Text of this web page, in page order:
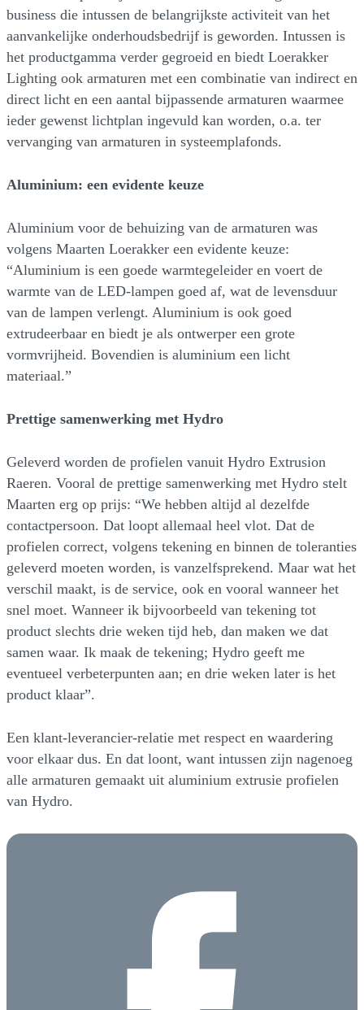
business die intussen de belangrijkste activiteit van het
aanvankelijke onderhoudsbedrijf is geworden. Intussen is
het productgamma verder gegroeid en biedt Loerakker
Lighting ook armaturen met een combinatie van indirect en
direct licht en een aantal bijpassende armaturen waarmee
ieder gewenst lichtplan ingevuld kan worden, o.a. ter
vervanging van armaturen in systeemplafonds.
Aluminium: een evidente keuze
Aluminium voor de behuizing van de armaturen was
volgens Maarten Loerakker een evidente keuze:
“Aluminium is een goede warmtegeleider en voert de
warmte van de LED-lampen goed af, wat de levensduur
van de lampen verlengt. Aluminium is ook goed
extrudeerbaar en biedt je als ontwerper een grote
vormvrijheid. Bovendien is aluminium een licht
materiaal.”
Prettige samenwerking met Hydro
Geleverd worden de profielen vanuit Hydro Extrusion
Raeren. Vooral de prettige samenwerking met Hydro stelt
Maarten erg op prijs: “We hebben altijd al dezelfde
contactpersoon. Dat loopt allemaal heel vlot. Dat de
profielen correct, volgens tekening en binnen de toleranties
geleverd moeten worden, is vanzelfsprekend. Maar wat het
verschil maakt, is de service, ook en vooral wanneer het
snel moet. Wanneer ik bijvoorbeeld van tekening tot
product slechts drie weken tijd heb, dan maken we dat
samen waar. Ik maak de tekening; Hydro geeft me
eventueel verbeterpunten aan; en drie weken later is het
product klaar”.
Een klant-leverancier-relatie met respect en waardering
voor elkaar dus. En dat loont, want intussen zijn nagenoeg
alle armaturen gemaakt uit aluminium extrusie profielen
van Hydro.